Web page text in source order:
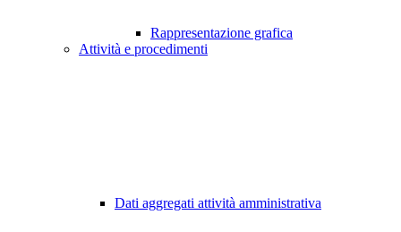
Rappresentazione grafica
Attività e procedimenti
Dati aggregati attività amministrativa